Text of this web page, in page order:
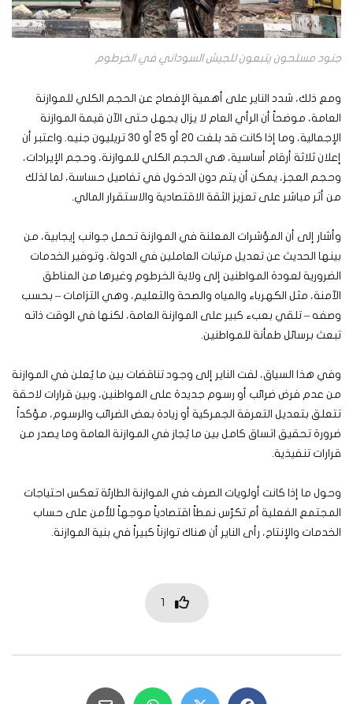
جنود مسلحون يتبعون للجيش السوداني في الخرطوم
ومع ذلك، شدد الناير على أهمية الإفصاح عن الحجم الكلي للموازنة
العامة، موضحاً أن الرأي العام لا يزال يجهل حتى الآن قيمة الموازنة
الإجمالية، وما إذا كانت قد بلغت 20 أو 25 أو 30 تريليون جنيه. واعتبر أن
إعلان ثلاثة أرقام أساسية، هي الحجم الكلي للموازنة، وحجم الإيرادات،
وحجم العجز، يمكن أن يتم دون الدخول في تفاصيل حساسة، لما لذلك
من أثر مباشر على تعزيز الثقة الاقتصادية والاستقرار المالي.
وأشار إلى أن المؤشرات المعلنة في الموازنة تحمل جوانب إيجابية، من
بينها الحديث عن تعديل مرتبات العاملين في الدولة، وتوفير الخدمات
الضرورية لعودة المواطنين إلى ولاية الخرطوم وغيرها من المناطق
الآمنة، مثل الكهرباء والمياه والصحة والتعليم، وهي التزامات – بحسب
وصفه – تلقي بعبء كبير على الموازنة العامة، لكنها في الوقت ذاته
تبعث برسائل طمأنة للمواطنين.
وفي هذا السياق، لفت الناير إلى وجود تناقضات بين ما يُعلن في الموازنة
من عدم فرض ضرائب أو رسوم جديدة على المواطنين، وبين قرارات لاحقة
تتعلق بتعديل التعرفة الجمركية أو زيادة بعض الضرائب والرسوم، مؤكداً
ضرورة تحقيق اتساق كامل بين ما يُجاز في الموازنة العامة وما يصدر من
قرارات تنفيذية.
وحول ما إذا كانت أولويات الصرف في الموازنة الطارئة تعكس احتياجات
المجتمع الفعلية أم تكرّس نمطاً اقتصادياً موجهاً للأمن على حساب
الخدمات والإنتاج، رأى الناير أن هناك توازناً كبيراً في بنية الموازنة.
1